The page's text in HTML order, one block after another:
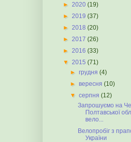
► 2020 (19)
► 2019 (37)
► 2018 (20)
► 2017 (26)
► 2016 (33)
▼ 2015 (71)
►грудня(4)
►вересня(10)
▼серпня(12)
Запрошуємо на
Полтавської
вело...
Велопробіг з
України